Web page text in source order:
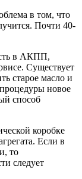
в том, что
Почти 40-
в АКПП,
Существует
старое масло и
новое
способ
коробке
Если в
то
следует